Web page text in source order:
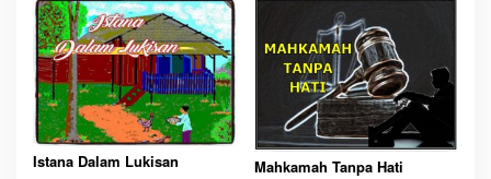
Istana Dalam Lukisan Mahkamah Tanpa Hati